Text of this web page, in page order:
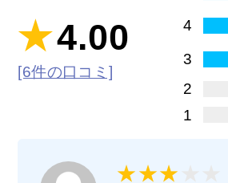
4.00
[6件の口コミ]
4
3
2
1